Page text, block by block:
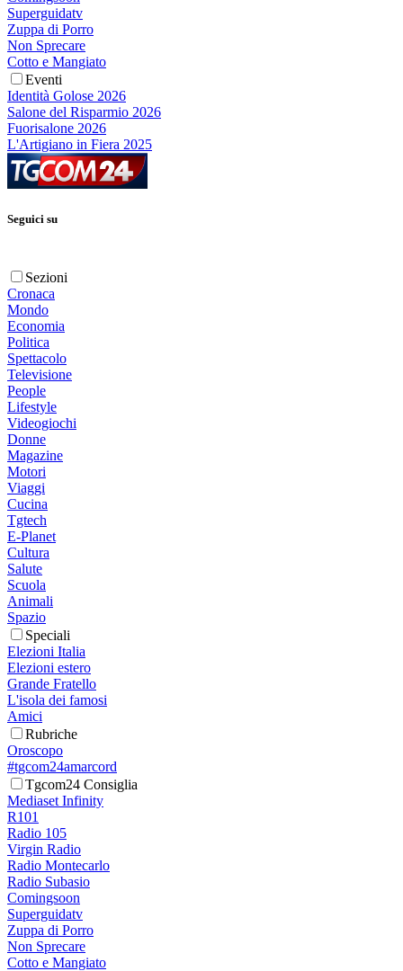
Superguidatv
Zuppa di Porro
Non Sprecare
Cotto e Mangiato
Eventi
Identità Golose 2026
Salone del Risparmio 2026
Fuorisalone 2026
L'Artigiano in Fiera 2025
Seguici su
Sezioni
Cronaca
Mondo
Economia
Politica
Spettacolo
Televisione
People
Lifestyle
Videogiochi
Donne
Magazine
Motori
Viaggi
Cucina
Tgtech
E-Planet
Cultura
Salute
Scuola
Animali
Spazio
Speciali
Elezioni Italia
Elezioni estero
Grande Fratello
L'isola dei famosi
Amici
Rubriche
Oroscopo
#tgcom24amarcord
Tgcom24 Consiglia
Mediaset Infinity
R101
Radio 105
Virgin Radio
Radio Montecarlo
Radio Subasio
Comingsoon
Superguidatv
Zuppa di Porro
Non Sprecare
Cotto e Mangiato